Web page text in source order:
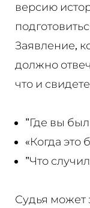
версию
Заявление,
должно
что и
"Где вы
«Когда это
"Что
Судья может